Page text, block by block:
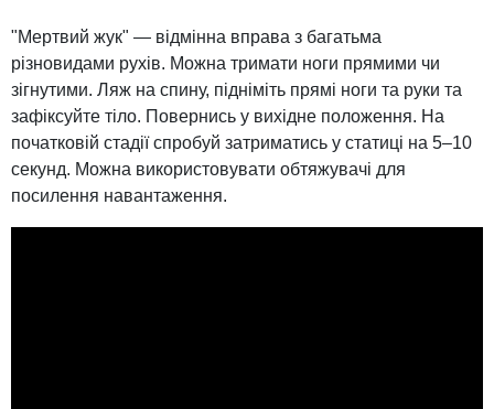
"Мертвий жук" — відмінна вправа з багатьма
різновидами рухів. Можна тримати ноги прямими чи
зігнутими. Ляж на спину, підніміть прямі ноги та руки та
зафіксуйте тіло. Повернись у вихідне положення. На
початковій стадії спробуй затриматись у статиці на 5–10
секунд. Можна використовувати обтяжувачі для
посилення навантаження.